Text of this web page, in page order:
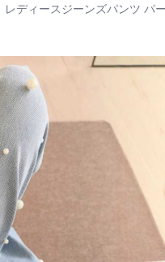
レディースジーンズパンツ パ